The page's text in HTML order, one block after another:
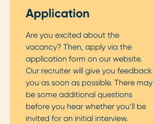
Application
Are you excited about the
vacancy? Then, apply via the
application form on our website.
Our recruiter will give you feedback
you as soon as possible. There may
be some additional questions
before you hear whether you’ll be
invited for an initial interview.